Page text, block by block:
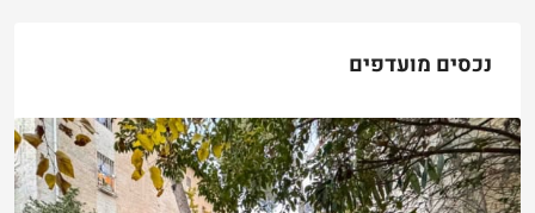
נכסים מועדפים